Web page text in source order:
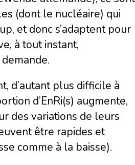
(dont le nucléaire) qui
et donc s’adaptent pour
à tout instant,
d’autant plus difficile à
d’EnRi(s) augmente,
des variations de leurs
être rapides et
comme à la baisse).